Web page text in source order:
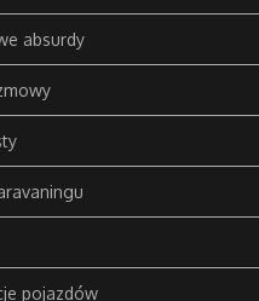
absurdy
pojazdów